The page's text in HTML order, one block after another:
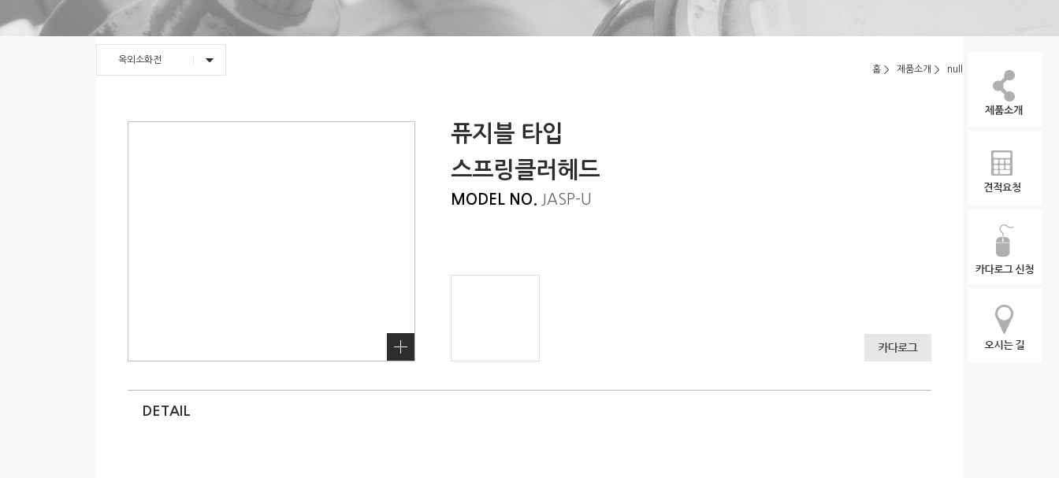
옥외소화전
홈
제품소개 null
퓨지블 타입
스프링클러헤드
MODEL NO. JASP-U
DETAIL